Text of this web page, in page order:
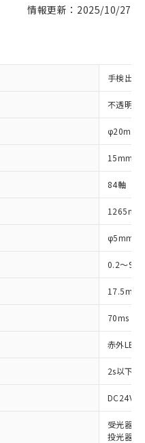
情報更新：2025/10/27
手検出用
不透明体
φ20mm
15mm
84軸
1265mm
φ5mm
0.2～9m
17.5ms
70ms
赤外LED
2s以下(
受光器:
投光器: